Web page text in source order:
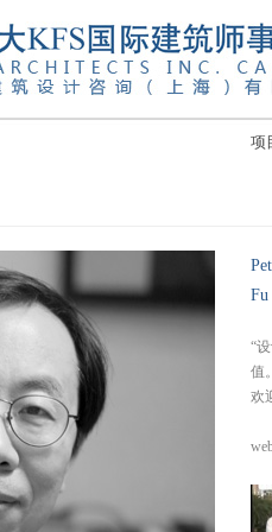
项
Fu
“
值
欢